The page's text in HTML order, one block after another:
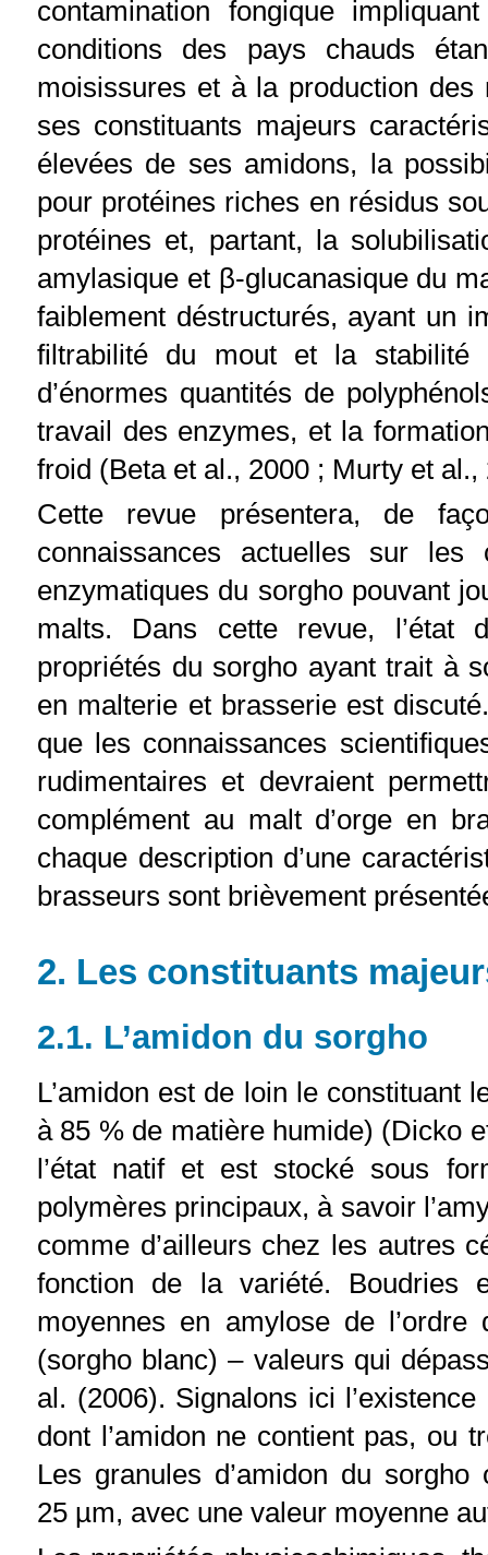
contamination fongique
conditions des pays chauds
moisissures et à la production
ses constituants majeurs
élevées de ses amidons, la
pour protéines riches en résidus
protéines et, partant, la
amylasique et β-glucanasique du
faiblement déstructurés, ayant un
filtrabilité du mout et la
d’énormes quantités de
travail des enzymes, et la
froid (Beta et al., 2000 ; Murty et al.,
Cette revue présentera, de
connaissances actuelles sur
enzymatiques du sorgho pouvant
malts. Dans cette revue, l’état
propriétés du sorgho ayant trait à
en malterie et brasserie est
que les connaissances
rudimentaires et devraient
complément au malt d’orge en
chaque description d’une
brasseurs sont brièvement
2. Les constituants
2.1. L’amidon du sorgho
L’amidon est de loin le constituant
à 85 % de matière humide) (Dicko
l’état natif et est stocké sous
polymères principaux, à savoir
comme d’ailleurs chez les autres
fonction de la variété. Boudries
moyennes en amylose de
(sorgho blanc) – valeurs qui
al. (2006). Signalons ici
dont l’amidon ne contient pas, ou
Les granules d’amidon du
25 µm, avec une valeur moyenne